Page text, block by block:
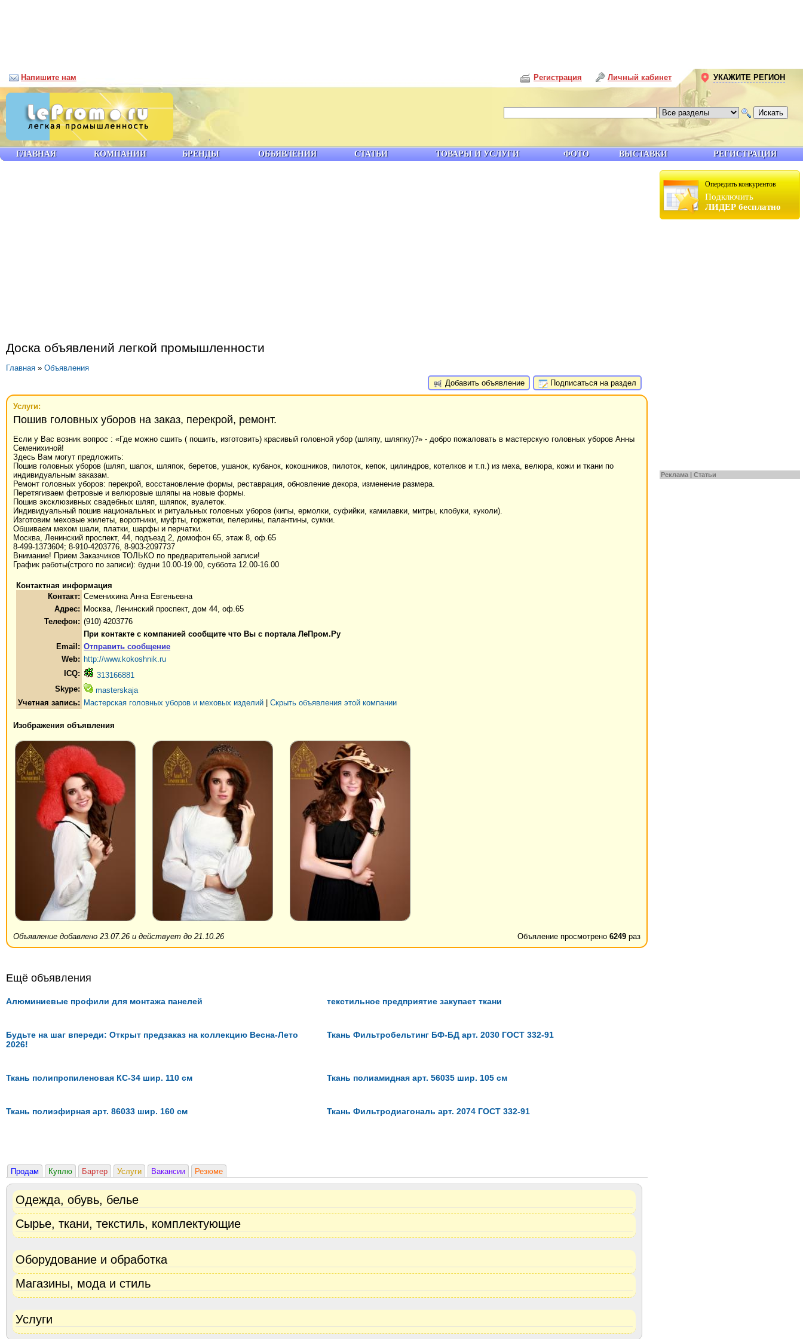
Опередить конкурентов
Подключить
ЛИДЕР бесплатно
Реклама | Статьи
Доска объявлений легкой промышленности
Главная » Объявления
Добавить объявление
Подписаться на раздел
Услуги:
Пошив головных уборов на заказ, перекрой, ремонт.
Если у Вас возник вопрос : «Где можно сшить ( пошить, изготовить) красивый головной убор (шляпу, шляпку)?» - добро пожаловать в мастерскую головных уборов Анны
Семенихиной!
Здесь Вам могут предложить:
Пошив головных уборов (шляп, шапок, шляпок, беретов, ушанок, кубанок, кокошников, пилоток, кепок, цилиндров, котелков и т.п.) из меха, велюра, кожи и ткани по
индивидуальным заказам.
Ремонт головных уборов: перекрой, восстановление формы, реставрация, обновление декора, изменение размера.
Перетягиваем фетровые и велюровые шляпы на новые формы.
Пошив эксклюзивных свадебных шляп, шляпок, вуалеток.
Индивидуальный пошив национальных и ритуальных головных уборов (кипы, ермолки, суфийки, камилавки, митры, клобуки, куколи).
Изготовим меховые жилеты, воротники, муфты, горжетки, пелерины, палантины, сумки.
Обшиваем мехом шали, платки, шарфы и перчатки.
Москва, Ленинский проспект, 44, подъезд 2, домофон 65, этаж 8, оф.65
8-499-1373604; 8-910-4203776, 8-903-2097737
Внимание! Прием Заказчиков ТОЛЬКО по предварительной записи!
График работы(строго по записи): будни 10.00-19.00, суббота 12.00-16.00
Контактная информация
Контакт: Семенихина Анна Евгеньевна
Адрес: Москва, Ленинский проспект, дом 44, оф.65
Телефон: (910) 4203776
При контакте с компанией сообщите что Вы с портала ЛеПром.Ру
Email: Отправить сообщение
Web: http://www.kokoshnik.ru
ICQ:
313166881
Skype:
masterskaja
Учетная запись: Мастерская головных уборов и меховых изделий Скрыть объявления этой компании
Изображения объявления
Объяление просмотрено 6249 раз
Объявление добавлено 23.07.26 и действует до 21.10.26
Ещё объявления
Алюминиевые профили для монтажа панелей текстильное предприятие закупает ткани
Будьте на шаг впереди: Открыт предзаказ на коллекцию Весна-Лето
2026!
Ткань Фильтробельтинг БФ-БД арт. 2030 ГОСТ 332-91
Ткань полипропиленовая КС-34 шир. 110 см Ткань полиамидная арт. 56035 шир. 105 см
Ткань полиэфирная арт. 86033 шир. 160 см Ткань Фильтродиагональ арт. 2074 ГОСТ 332-91
Продам Куплю Бартер Услуги Вакансии Резюме
Одежда, обувь, белье
Сырье, ткани, текстиль, комплектующие
Оборудование и обработка
Магазины, мода и стиль
Услуги
ГЛАВНАЯ КОМПАНИИ БРЕНДЫ ОБЪЯВЛЕНИЯ СТАТЬИ ТОВАРЫ И УСЛУГИ ФОТО ВЫСТАВКИ РЕГИСТРАЦИЯ
Напишите нам Личный кабинет
Регистрация УКАЖИТЕ РЕГИОН